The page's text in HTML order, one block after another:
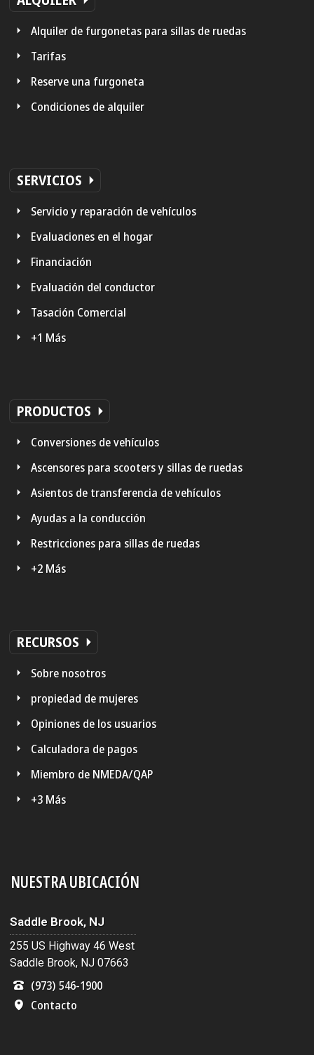
Alquiler de furgonetas para sillas de ruedas
Tarifas
Reserve una furgoneta
Condiciones de alquiler
SERVICIOS
Servicio y reparación de vehículos
Evaluaciones en el hogar
Financiación
Evaluación del conductor
Tasación Comercial
+1 Más
PRODUCTOS
Conversiones de vehículos
Ascensores para scooters y sillas de ruedas
Asientos de transferencia de vehículos
Ayudas a la conducción
Restricciones para sillas de ruedas
+2 Más
RECURSOS
Sobre nosotros
propiedad de mujeres
Opiniones de los usuarios
Calculadora de pagos
Miembro de NMEDA/QAP
+3 Más
NUESTRA UBICACIÓN
Saddle Brook, NJ
255 US Highway 46 West
Saddle Brook, NJ 07663
(973) 546-1900
Contacto